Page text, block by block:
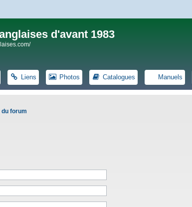
d'avant 1983
Liens Photos Catalogues Manuels
forum